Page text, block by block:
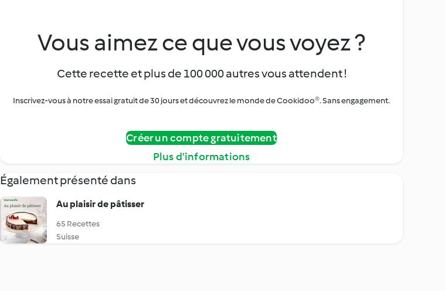
Vous aimez ce que vous voyez ?
Cette recette et plus de 100 000 autres vous attendent !
Inscrivez-vous à notre essai gratuit de 30 jours et découvrez le monde de Cookidoo®. Sans engagement.
Créer un compte gratuitement
Plus d’informations
Également présenté dans
Au plaisir de pâtisser
65 Recettes
Suisse